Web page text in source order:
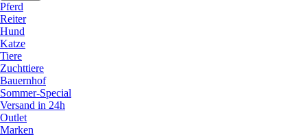
Pferd
Reiter
Hund
Katze
Tiere
Zuchttiere
Bauernhof
Sommer-Special
Versand in 24h
Outlet
Marken